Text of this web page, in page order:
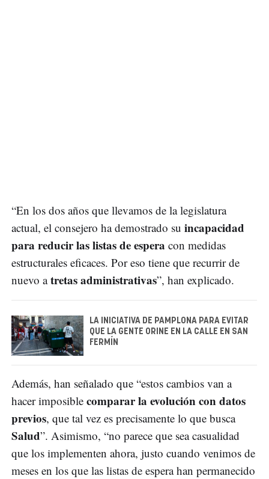
“En los dos años que llevamos de la legislatura
actual, el consejero ha demostrado su incapacidad
para reducir las listas de espera con medidas
estructurales eficaces. Por eso tiene que recurrir de
nuevo atretas administrativas”, han explicado.
LA INICIATIVA DE PAMPLONA PARA EVITAR
QUE LA GENTE ORINE EN LA CALLE EN SAN
FERMÍN
Además, han señalado que “estos cambios van a
hacer imposible comparar la evolución con datos
previos, que tal vez es precisamente lo que busca
Salud”. Asimismo, “no parece que sea casualidad
que los implementen ahora, justo cuando venimos de
meses en los que las listas de espera han permanecido